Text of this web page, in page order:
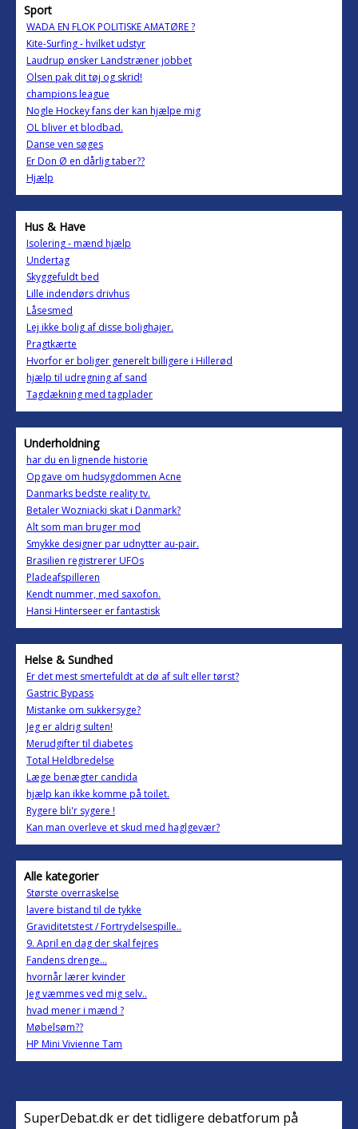
Sport
WADA EN FLOK POLITISKE AMATØRE ?
Kite-Surfing - hvilket udstyr
Laudrup ønsker Landstræner jobbet
Olsen pak dit tøj og skrid!
champions league
Nogle Hockey fans der kan hjælpe mig
OL bliver et blodbad.
Danse ven søges
Er Don Ø en dårlig taber??
Hjælp
Hus & Have
Isolering - mænd hjælp
Undertag
Skyggefuldt bed
Lille indendørs drivhus
Låsesmed
Lej ikke bolig af disse bolighajer.
Pragtkærte
Hvorfor er boliger generelt billigere i Hillerød
hjælp til udregning af sand
Tagdækning med tagplader
Underholdning
har du en lignende historie
Opgave om hudsygdommen Acne
Danmarks bedste reality tv.
Betaler Wozniacki skat i Danmark?
Alt som man bruger mod
Smykke designer par udnytter au-pair.
Brasilien registrerer UFOs
Pladeafspilleren
Kendt nummer, med saxofon.
Hansi Hinterseer er fantastisk
Helse & Sundhed
Er det mest smertefuldt at dø af sult eller tørst?
Gastric Bypass
Mistanke om sukkersyge?
Jeg er aldrig sulten!
Merudgifter til diabetes
Total Heldbredelse
Læge benægter candida
hjælp kan ikke komme på toilet.
Rygere bli'r sygere !
Kan man overleve et skud med haglgevær?
Alle kategorier
Største overraskelse
lavere bistand til de tykke
Graviditetstest / Fortrydelsespille..
9. April en dag der skal fejres
Fandens drenge...
hvornår lærer kvinder
Jeg væmmes ved mig selv..
hvad mener i mænd ?
Møbelsøm??
HP Mini Vivienne Tam
SuperDebat.dk er det tidligere debatforum på